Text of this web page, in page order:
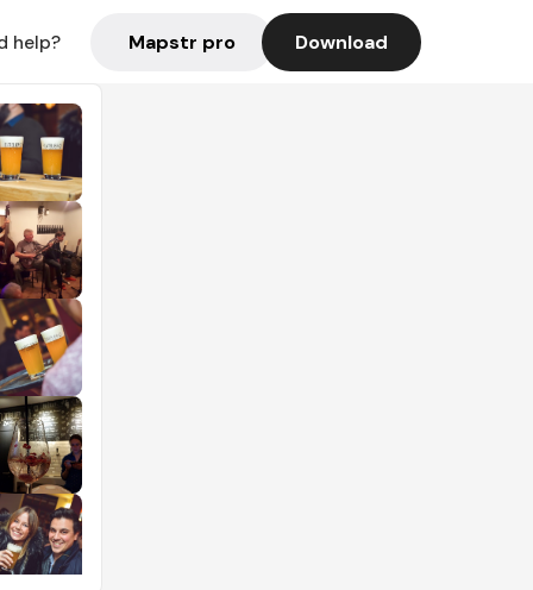
help? Mapstr pro Download